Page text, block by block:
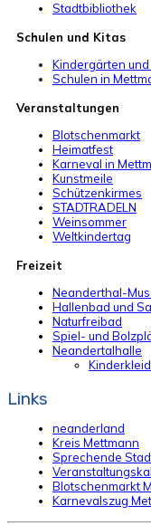
Stadtbibliothek
Schulen und Kitas
Kindergärten
Schulen in
Veranstaltungen
Blotschenmarkt
Heimatfest
Karneval in
Kunstmeile
Schützenkirmes
STADTRADELN
Weinsommer
Weltkindertag
Freizeit
Neanderthal-
Hallenbad und
Naturfreibad
Spiel- und
Neandertalhalle
Links
neanderland
Kreis Mettmann
Sprechende
Blotschenmarkt
Karnevalszug